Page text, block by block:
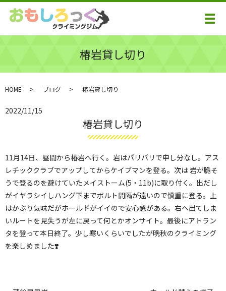
メ
椿岩貸し切り
HOME ブログ 椿岩貸し切り
2022/11/15
椿岩貸し切り
11月14日、昼間から椿岩へ行く。岩はパリパリで申し分なし。アス
レチッククラブでアップしてからケイブマンを登る。次は 岩が脆そ
うで登るのを避けていたメイストーム(5・11b)に取り付く。出だし
がイヤラシイしハング下までボルト間隔が遠いので慎重に登る。上
はかぶり気味だがホールドがイイので安心感がある。右へ出てしま
いルートを見失うが左に戻って何とかオンサイト。最後にアトラン
タを登って本日終了。少し寒いくらいでしたが晩秋のクライミング
を楽しめました❣️